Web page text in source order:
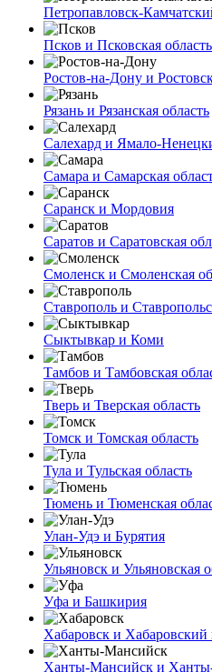
Петропавловск-
Псков и Псковская область
Ростов-на-Дону и
Рязань и Рязанская область
Салехард и Ямало-
Самара и Самарская
Саранск и Мордовия
Саратов и Саратовская
Смоленск и Смоленская
Ставрополь и
Сыктывкар и Коми
Тамбов и Тамбовская
Тверь и Тверская область
Томск и Томская область
Тула и Тульская область
Тюмень и Тюменская
Улан-Удэ и Бурятия
Ульяновск и Ульяновская
Уфа и Башкирия
Хабаровск и Хабаровский
Ханты-Мансийск и